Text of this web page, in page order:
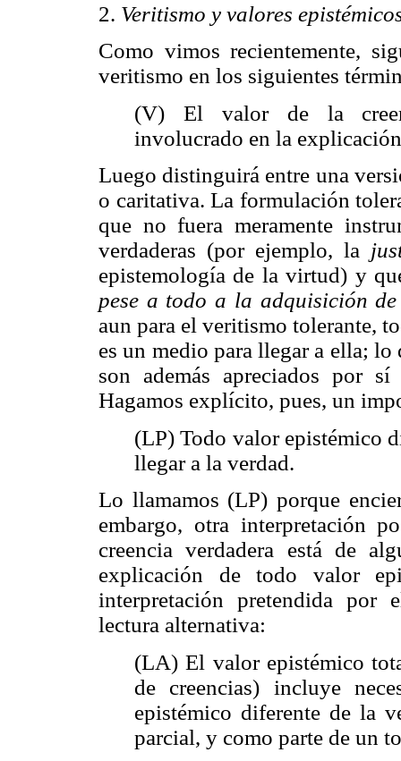
2. Veritismo y valores
Como vimos recientemente,
veritismo en los siguientes
(V) El valor de la
involucrado en la
Luego distinguirá entre una
o caritativa. La formulación
que no fuera meramente
verdaderas (por ejemplo, la
epistemología de la virtud) y
pese a todo a la adquisición
aun para el veritismo tolerante,
es un medio para llegar a ella; lo
son además apreciados por
Hagamos explícito, pues, un
(LP) Todo valor epistémico
llegar a la verdad.
Lo llamamos (LP) porque
embargo, otra interpretación
creencia verdadera está de
explicación de todo valor
interpretación pretendida por
lectura alternativa:
(LA) El valor epistémico
de creencias) incluye
epistémico diferente de la
parcial, y como parte de un